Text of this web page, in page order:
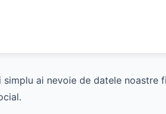
ai nevoie de datele